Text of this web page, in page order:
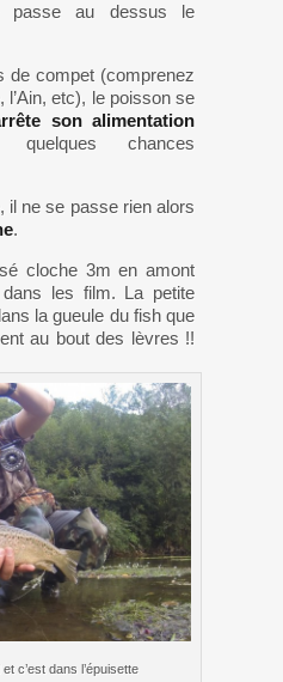
passe au dessus le
de compet (comprenez
l’Ain, etc), le poisson se
son alimentation
chances
il ne se passe rien alors
.
cloche 3m en amont
les film. La petite
la gueule du fish que
au bout des lèvres !!
c’est dans l’épuisette